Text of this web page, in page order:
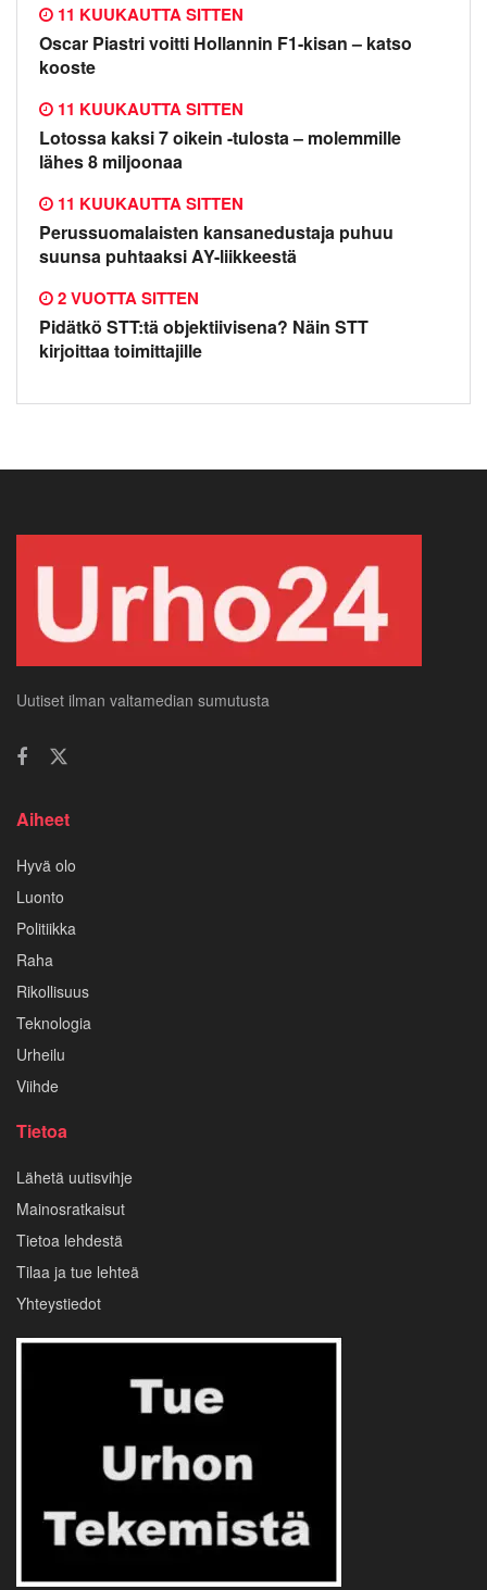
Oscar Piastri voitti Hollannin F1-kisan – katso
kooste
11 KUUKAUTTA SITTEN
Lotossa kaksi 7 oikein -tulosta – molemmille
lähes 8 miljoonaa
11 KUUKAUTTA SITTEN
Perussuomalaisten kansanedustaja puhuu
suunsa puhtaaksi AY-liikkeestä
11 KUUKAUTTA SITTEN
Pidätkö STT:tä objektiivisena? Näin STT
kirjoittaa toimittajille
2 VUOTTA SITTEN
Uutiset ilman valtamedian sumutusta
Aiheet
Hyvä olo
Luonto
Politiikka
Raha
Rikollisuus
Teknologia
Urheilu
Viihde
Tietoa
Lähetä uutisvihje
Mainosratkaisut
Tietoa lehdestä
Tilaa ja tue lehteä
Yhteystiedot